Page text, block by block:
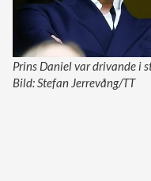
Prins Daniel var drivande i
Bild: Stefan Jerrevång/TT